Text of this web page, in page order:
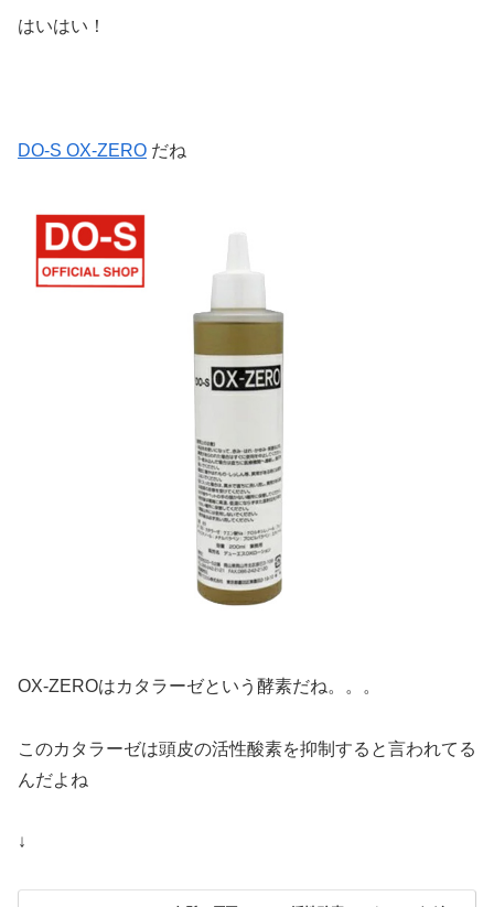
はいはい！
DO-S OX-ZERO だね
OX-ZEROはカタラーゼという酵素だね。。。
このカタラーゼは頭皮の活性酸素を抑制すると言われてる
んだよね
↓